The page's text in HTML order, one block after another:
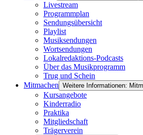
Livestream
Programmplan
Sendungsübersicht
Playlist
Musiksendungen
Wortsendungen
Lokalredaktions-Podcasts
Über das Musikprogramm
Trug und Schein
Mitmachen Weitere Informationen:
Kursangebote
Kinderradio
Praktika
Mitgliedschaft
Trägerverein